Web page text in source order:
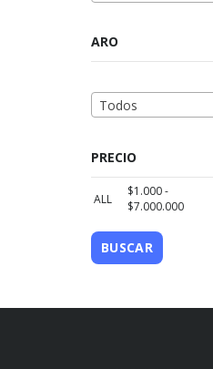
ARO
Todos
PRECIO
ALL $1.000-
$7.000.000
BUSCAR